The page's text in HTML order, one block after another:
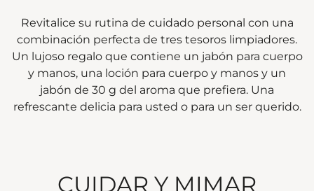
CUIDAR Y MIMAR
Revitalice su rutina de cuidado personal con una
combinación perfecta de tres tesoros limpiadores.
Un lujoso regalo que contiene un jabón para cuerpo
y manos, una loción para cuerpo y manos y un
jabón de 30 g del aroma que prefiera. Una
refrescante delicia para usted o para un ser querido.